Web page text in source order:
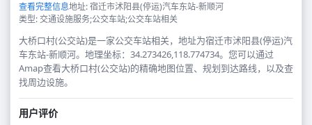
查看完整信息地址: 宿迁市沭阳县(停运)汽车东站-新顺河
类型: 交通设施服务;公交车站;公交车站相关
大桥口村(公交站)是一家公交车站相关，地址为宿迁市沭阳县(停运)汽
车东站-新顺河。地理坐标：34.273426,118.774734。您可以通过
Amap查看大桥口村(公交站)的精确地图位置、规划到达路线，以及查
找周边设施。
用户评价